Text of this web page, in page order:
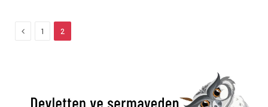
Previous
1 2